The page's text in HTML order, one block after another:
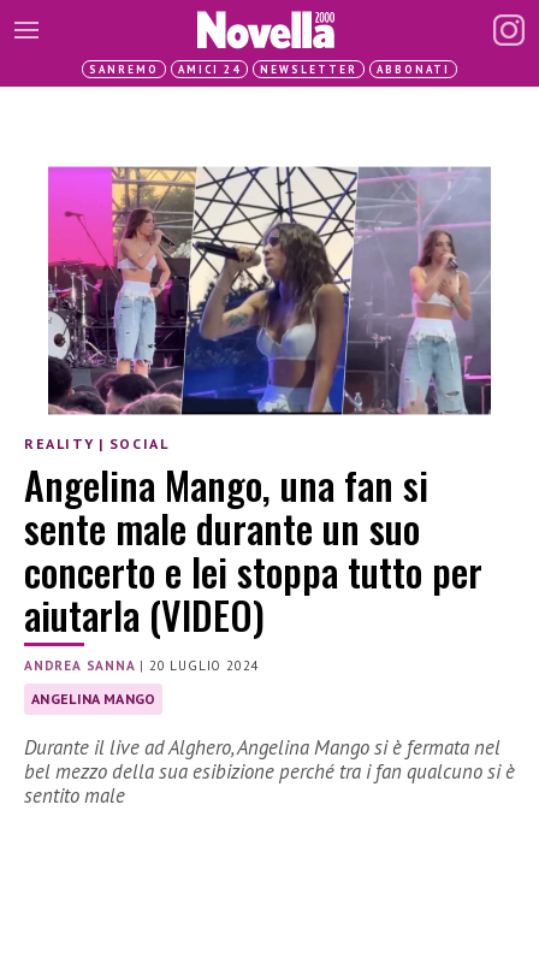
SANREMO AMICI 24 NEWSLETTER ABBONATI
REALITY | SOCIAL
Angelina Mango, una fan si
sente male durante un suo
concerto e lei stoppa tutto per
aiutarla (VIDEO)
ANDREA SANNA |20 LUGLIO 2024
ANGELINA MANGO
Durante il live ad Alghero, Angelina Mango si è fermata nel
bel mezzo della sua esibizione perché tra i fan qualcuno si è
sentito male